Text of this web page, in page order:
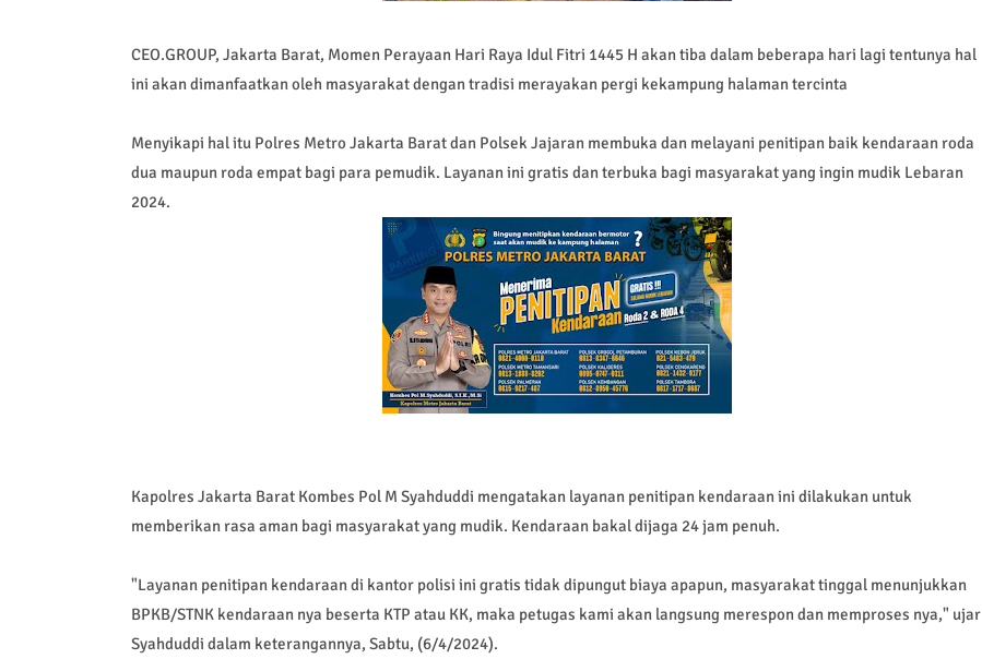
CEO.GROUP, Jakarta Barat, Momen Perayaan Hari Raya Idul Fitri 1445 H akan tiba dalam beberapa hari lagi tentunya hal
ini akan dimanfaatkan oleh masyarakat dengan tradisi merayakan pergi kekampung halaman tercinta
Menyikapi hal itu Polres Metro Jakarta Barat dan Polsek Jajaran membuka dan melayani penitipan baik kendaraan roda
dua maupun roda empat bagi para pemudik. Layanan ini gratis dan terbuka bagi masyarakat yang ingin mudik Lebaran
2024.
Kapolres Jakarta Barat Kombes Pol M Syahduddi mengatakan layanan penitipan kendaraan ini dilakukan untuk
memberikan rasa aman bagi masyarakat yang mudik. Kendaraan bakal dijaga 24 jam penuh.
"Layanan penitipan kendaraan di kantor polisi ini gratis tidak dipungut biaya apapun, masyarakat tinggal menunjukkan
BPKB/STNK kendaraan nya beserta KTP atau KK, maka petugas kami akan langsung merespon dan memproses nya," ujar
Syahduddi dalam keterangannya, Sabtu, (6/4/2024).